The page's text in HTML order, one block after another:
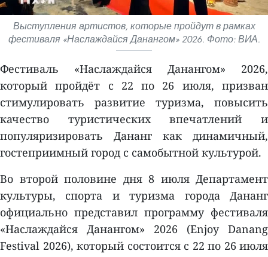
Выступления артистов, которые пройдут в рамках
фестиваля «Наслаждайся Данангом» 2026. Фото: ВИА.
Фестиваль «Наслаждайся Данангом» 2026,
который пройдёт с 22 по 26 июля, призван
стимулировать развитие туризма, повысить
качество туристических впечатлений и
популяризировать Дананг как динамичный,
гостеприимный город с самобытной культурой.
Во второй половине дня 8 июля Департамент
культуры, спорта и туризма города Дананг
официально представил программу фестиваля
«Наслаждайся Данангом» 2026 (Enjoy Danang
Festival 2026), который состоится с 22 по 26 июля